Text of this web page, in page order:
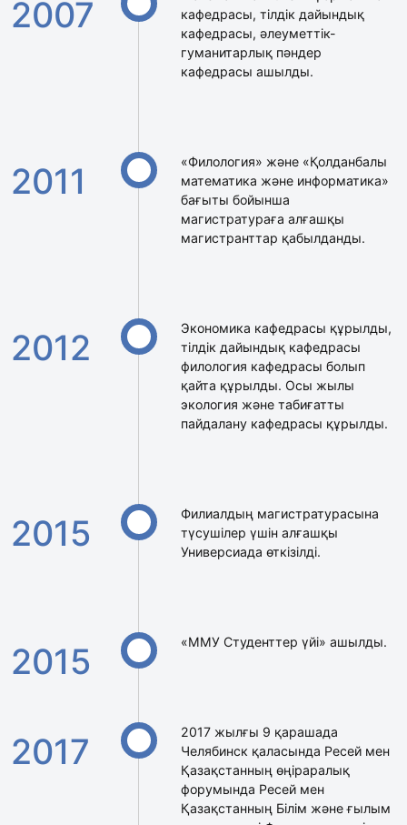
2007
кафедрасы, тілдік дайындық
кафедрасы, әлеуметтік-
гуманитарлық пәндер
кафедрасы ашылды.
2011
«Филология» және «Қолданбалы
математика және информатика»
бағыты бойынша
магистратураға алғашқы
магистранттар қабылданды.
2012
Экономика кафедрасы құрылды,
тілдік дайындық кафедрасы
филология кафедрасы болып
қайта құрылды. Осы жылы
экология және табиғатты
пайдалану кафедрасы құрылды.
2015
Филиалдың магистратурасына
түсушілер үшін алғашқы
Универсиада өткізілді.
2015 «ММУ Студенттер үйі» ашылды.
2017
2017 жылғы 9 қарашада
Челябинск қаласында Ресей мен
Қазақстанның өңіраралық
форумында Ресей мен
Қазақстанның Білім және ғылым